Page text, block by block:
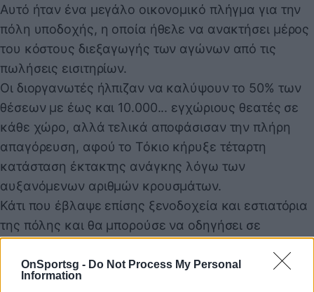
OnSportsg - Do Not Process My Personal
Information
Αυτό ήταν ένα μεγάλο οικονομικό πλήγμα για την
πόλη υποδοχής, η οποία ήθελε να ανακτήσει μέρος
του κόστους διεξαγωγής των αγώνων από τις
πωλήσεις εισιτηρίων.
Οι διοργανωτές ήλπιζαν να καλύψουν το 50% των
θέσεων με έως και 10.000... εγχώριους θεατές σε
κάθε χώρο, αλλά τελικά αποφάσισαν την πλήρη
απαγόρευση, αφού το Τόκιο κήρυξε τέταρτη
κατάσταση έκτακτης ανάγκης λόγω των
αυξανόμενων αριθμών κρουσμάτων.
Κάτι που έβλαψε επίσης ξενοδοχεία και εστιατόρια
της πόλης και θα μπορούσε να οδηγήσει σε
οικονομικό πλήγμα έως και 151 δισεκατομμυρίων
γιεν (1,4 δισεκατομμυρίων δολαρίων), σύμφωνα με
το Nomura Research Institute.